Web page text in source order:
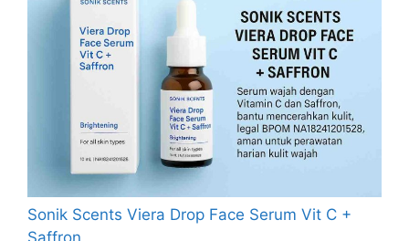
Sonik Scents Viera Drop Face Serum Vit C +
Saffron